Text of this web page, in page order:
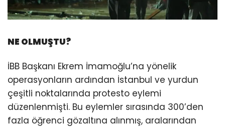
NE OLMUŞTU?
İBB Başkanı Ekrem İmamoğlu’na yönelik
operasyonların ardından İstanbul ve yurdun
çeşitli noktalarında protesto eylemi
düzenlenmişti. Bu eylemler sırasında 300’den
fazla öğrenci gözaltına alınmış, aralarından